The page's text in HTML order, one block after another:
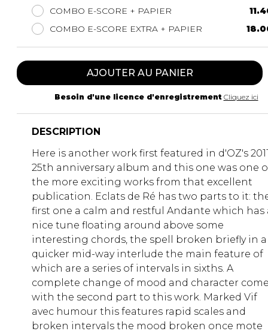
COMBO E-SCORE + PAPIER
COMBO E-SCORE EXTRA + PAPIER
AJOUTER AU PANIER
Besoin d'une licence d'enregistrement Cliquez ici
DESCRIPTION
Here is another work first featured in d'OZ's
25th anniversary album and this one was one
the more exciting works from that excellent
publication. Eclats de Ré has two parts to it:
first one a calm and restful Andante which has
nice tune floating around above some
interesting chords, the spell broken briefly in a
quicker mid-way interlude the main feature of
which are a series of intervals in sixths. A
complete change of mood and character
with the second part to this work. Marked Vif
avec humour this features rapid scales and
broken intervals the mood broken once mote